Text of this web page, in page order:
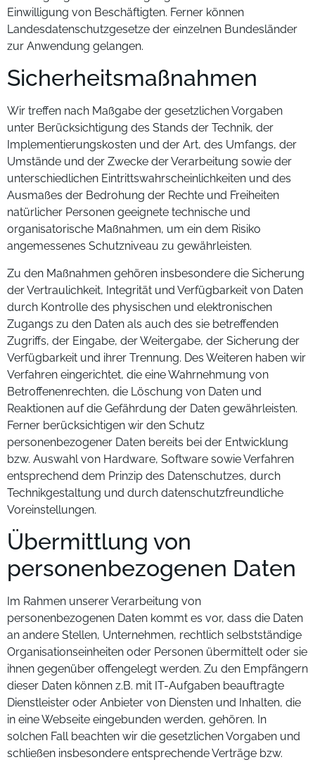
Einwilligung von Beschäftigten. Ferner können
Landesdatenschutzgesetze der einzelnen Bundesländer
zur Anwendung gelangen.
Sicherheitsmaßnahmen
Wir treffen nach Maßgabe der gesetzlichen Vorgaben
unter Berücksichtigung des Stands der Technik, der
Implementierungskosten und der Art, des Umfangs, der
Umstände und der Zwecke der Verarbeitung sowie der
unterschiedlichen Eintrittswahrscheinlichkeiten und des
Ausmaßes der Bedrohung der Rechte und Freiheiten
natürlicher Personen geeignete technische und
organisatorische Maßnahmen, um ein dem Risiko
angemessenes Schutzniveau zu gewährleisten.
Zu den Maßnahmen gehören insbesondere die Sicherung
der Vertraulichkeit, Integrität und Verfügbarkeit von Daten
durch Kontrolle des physischen und elektronischen
Zugangs zu den Daten als auch des sie betreffenden
Zugriffs, der Eingabe, der Weitergabe, der Sicherung der
Verfügbarkeit und ihrer Trennung. Des Weiteren haben wir
Verfahren eingerichtet, die eine Wahrnehmung von
Betroffenenrechten, die Löschung von Daten und
Reaktionen auf die Gefährdung der Daten gewährleisten.
Ferner berücksichtigen wir den Schutz
personenbezogener Daten bereits bei der Entwicklung
bzw. Auswahl von Hardware, Software sowie Verfahren
entsprechend dem Prinzip des Datenschutzes, durch
Technikgestaltung und durch datenschutzfreundliche
Voreinstellungen.
Übermittlung von
personenbezogenen Daten
Im Rahmen unserer Verarbeitung von
personenbezogenen Daten kommt es vor, dass die Daten
an andere Stellen, Unternehmen, rechtlich selbstständige
Organisationseinheiten oder Personen übermittelt oder sie
ihnen gegenüber offengelegt werden. Zu den Empfängern
dieser Daten können z.B. mit IT-Aufgaben beauftragte
Dienstleister oder Anbieter von Diensten und Inhalten, die
in eine Webseite eingebunden werden, gehören. In
solchen Fall beachten wir die gesetzlichen Vorgaben und
schließen insbesondere entsprechende Verträge bzw.